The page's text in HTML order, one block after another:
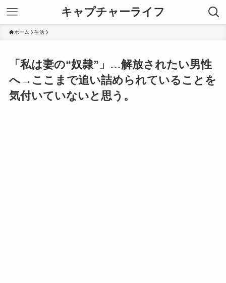
キャプチャーライフ
ホーム 生活
「私は妻の“奴隷”」…解放されたい男性
へ→ここまで追い詰められていることを
気付いていないと思う。